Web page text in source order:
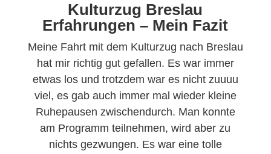
Kulturzug Breslau
Erfahrungen – Mein Fazit
Meine Fahrt mit dem Kulturzug nach Breslau
hat mir richtig gut gefallen. Es war immer
etwas los und trotzdem war es nicht zuuuu
viel, es gab auch immer mal wieder kleine
Ruhepausen zwischendurch. Man konnte
am Programm teilnehmen, wird aber zu
nichts gezwungen. Es war eine tolle